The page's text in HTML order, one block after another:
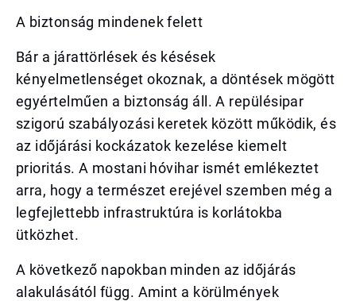
A biztonság mindenek felett
Bár a járattörlések és késések
kényelmetlenséget okoznak, a döntések mögött
egyértelműen a biztonság áll. A repülésipar
szigorú szabályozási keretek között működik, és
az időjárási kockázatok kezelése kiemelt
prioritás. A mostani hóvihar ismét emlékeztet
arra, hogy a természet erejével szemben még a
legfejlettebb infrastruktúra is korlátokba
ütközhet.
A következő napokban minden az időjárás
alakulásától függ. Amint a körülmények